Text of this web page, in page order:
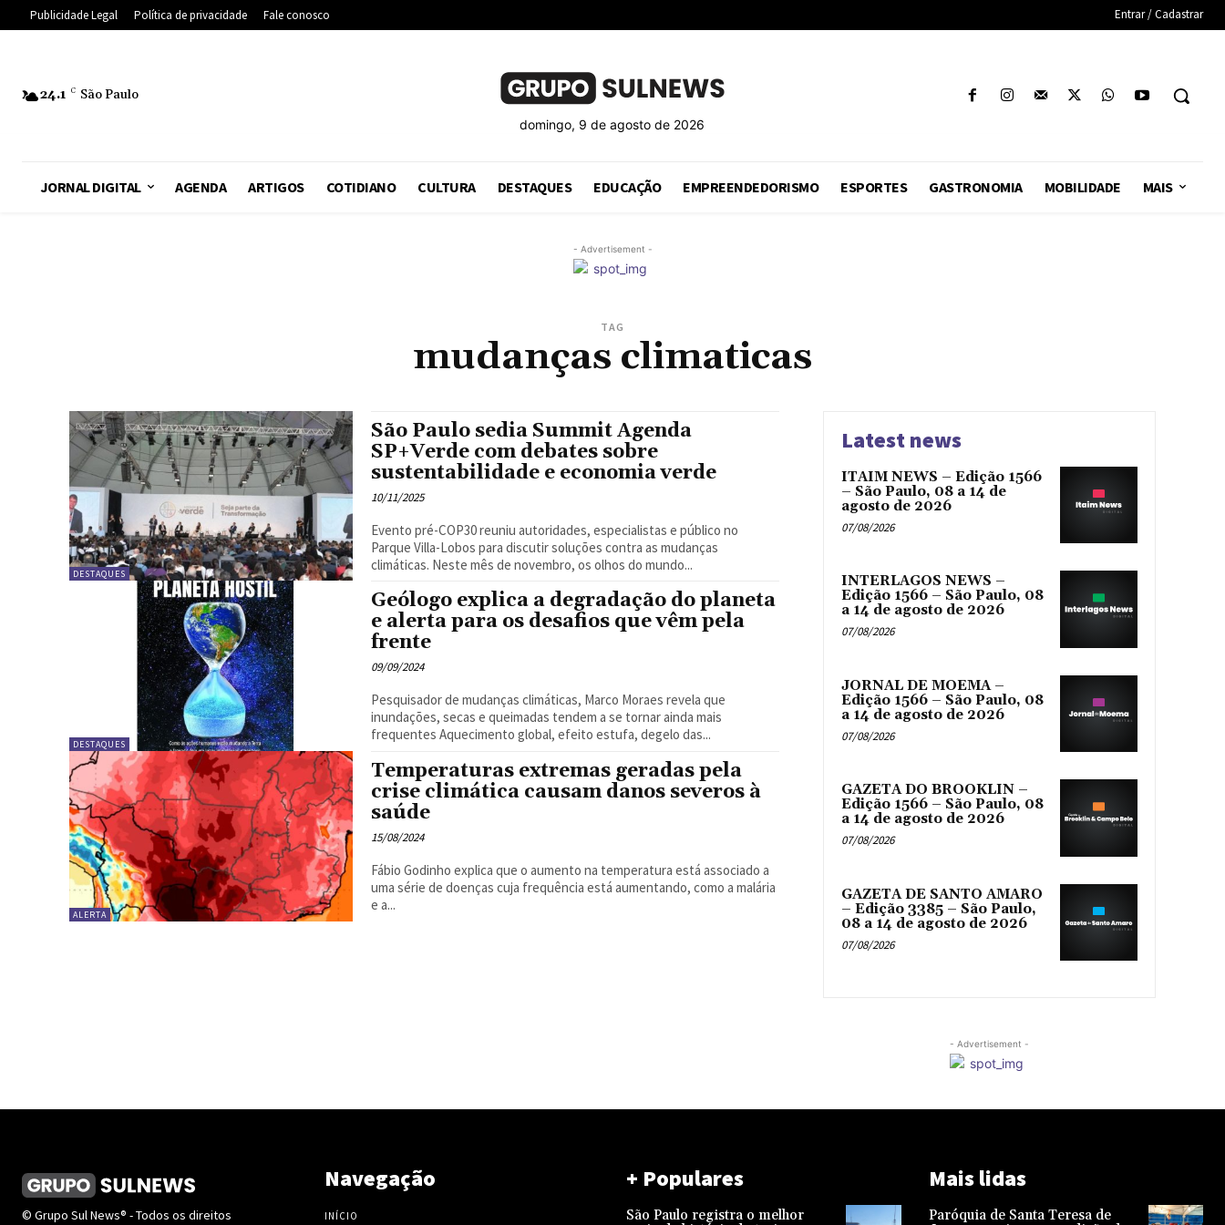
Publicidade Legal Política de privacidade Fale conosco Entrar / Cadastrar
24.1 C São Paulo
domingo, 9 de agosto de 2026
JORNAL DIGITAL AGENDA ARTIGOS COTIDIANO CULTURA DESTAQUES EDUCAÇÃO EMPREENDEDORISMO ESPORTES GASTRONOMIA MOBILIDADE MAIS
- Advertisement -
TAG
mudanças climaticas
DESTAQUES
São Paulo sedia Summit Agenda
SP+Verde com debates sobre
sustentabilidade e economia verde
10/11/2025
Evento pré-COP30 reuniu autoridades, especialistas e público no
Parque Villa-Lobos para discutir soluções contra as mudanças
climáticas. Neste mês de novembro, os olhos do mundo...
DESTAQUES
Geólogo explica a degradação do planeta
e alerta para os desafios que vêm pela
frente
09/09/2024
Pesquisador de mudanças climáticas, Marco Moraes revela que
inundações, secas e queimadas tendem a se tornar ainda mais
frequentes Aquecimento global, efeito estufa, degelo das...
ALERTA
Temperaturas extremas geradas pela
crise climática causam danos severos à
saúde
15/08/2024
Fábio Godinho explica que o aumento na temperatura está associado a
uma série de doenças cuja frequência está aumentando, como a malária
e a...
Latest news
ITAIM NEWS – Edição 1566
– São Paulo, 08 a 14 de
agosto de 2026
07/08/2026
INTERLAGOS NEWS –
Edição 1566 – São Paulo, 08
a 14 de agosto de 2026
07/08/2026
JORNAL DE MOEMA –
Edição 1566 – São Paulo, 08
a 14 de agosto de 2026
07/08/2026
GAZETA DO BROOKLIN –
Edição 1566 – São Paulo, 08
a 14 de agosto de 2026
07/08/2026
GAZETA DE SANTO AMARO
– Edição 3385 – São Paulo,
08 a 14 de agosto de 2026
07/08/2026
- Advertisement -
© Grupo Sul News® - Todos os direitos
Navegação
INÍCIO
+ Populares
São Paulo registra o melhor
Mais lidas
Paróquia de Santa Teresa de